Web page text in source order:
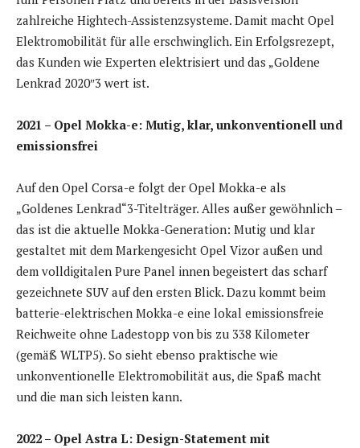
zahlreiche Hightech-Assistenzsysteme. Damit macht Opel
Elektromobilität für alle erschwinglich. Ein Erfolgsrezept,
das Kunden wie Experten elektrisiert und das „Goldene
Lenkrad 2020″3 wert ist.
2021 – Opel Mokka-e: Mutig, klar, unkonventionell und
emissionsfrei
Auf den Opel Corsa-e folgt der Opel Mokka-e als
„Goldenes Lenkrad“3-Titelträger. Alles außer gewöhnlich –
das ist die aktuelle Mokka-Generation: Mutig und klar
gestaltet mit dem Markengesicht Opel Vizor außen und
dem volldigitalen Pure Panel innen begeistert das scharf
gezeichnete SUV auf den ersten Blick. Dazu kommt beim
batterie-elektrischen Mokka-e eine lokal emissionsfreie
Reichweite ohne Ladestopp von bis zu 338 Kilometer
(gemäß WLTP5). So sieht ebenso praktische wie
unkonventionelle Elektromobilität aus, die Spaß macht
und die man sich leisten kann.
2022 – Opel Astra L: Design-Statement mit